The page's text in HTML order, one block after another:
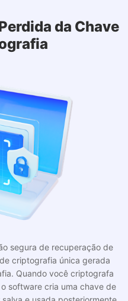
criptografia única gerada
Quando você criptografa
software cria uma chave de
e usada posteriormente
você esquecer sua senha.